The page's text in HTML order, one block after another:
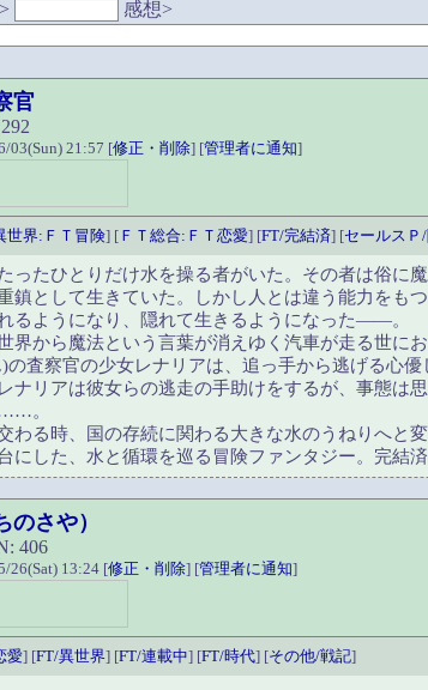
感想>
官
03(Sun) 21:57 [修正・削除] [管理者に通知]
世界:ＦＴ冒険] [ＦＴ総合:ＦＴ恋愛] [FT/完結済] [セールスＰ
ったひとりだけ水を操る者がいた。その者は俗に魔
鎮として生きていた。しかし人とは違う能力をも
るようになり、隠れて生きるようになった――。
界から魔法という言葉が消えゆく汽車が走る世に
の査察官の少女レナリアは、追っ手から逃げる心
ナリアは彼女らの逃走の手助けをするが、事態は
。
わる時、国の存続に関わる大きな水のうねりへと
にした、水と循環を巡る冒険ファンタジー。完結済
のさや）
406
26(Sat) 13:24 [修正・削除] [管理者に通知]
愛] [FT/異世界] [FT/連載中] [FT/時代] [その他/戦記]